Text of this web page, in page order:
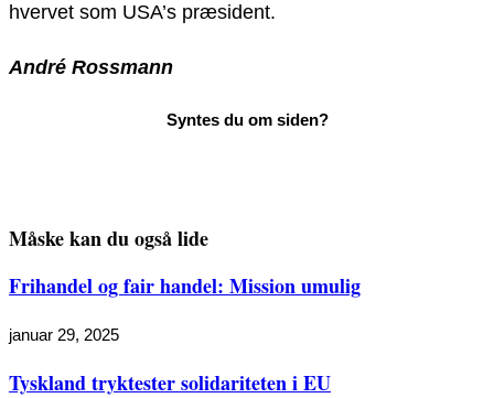
hvervet som USA’s præsident.
André Rossmann
Måske kan du også lide
Frihandel og fair handel: Mission umulig
januar 29, 2025
Tyskland tryktester solidariteten i EU